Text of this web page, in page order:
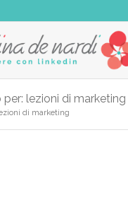
per: lezioni di marketing
di marketing